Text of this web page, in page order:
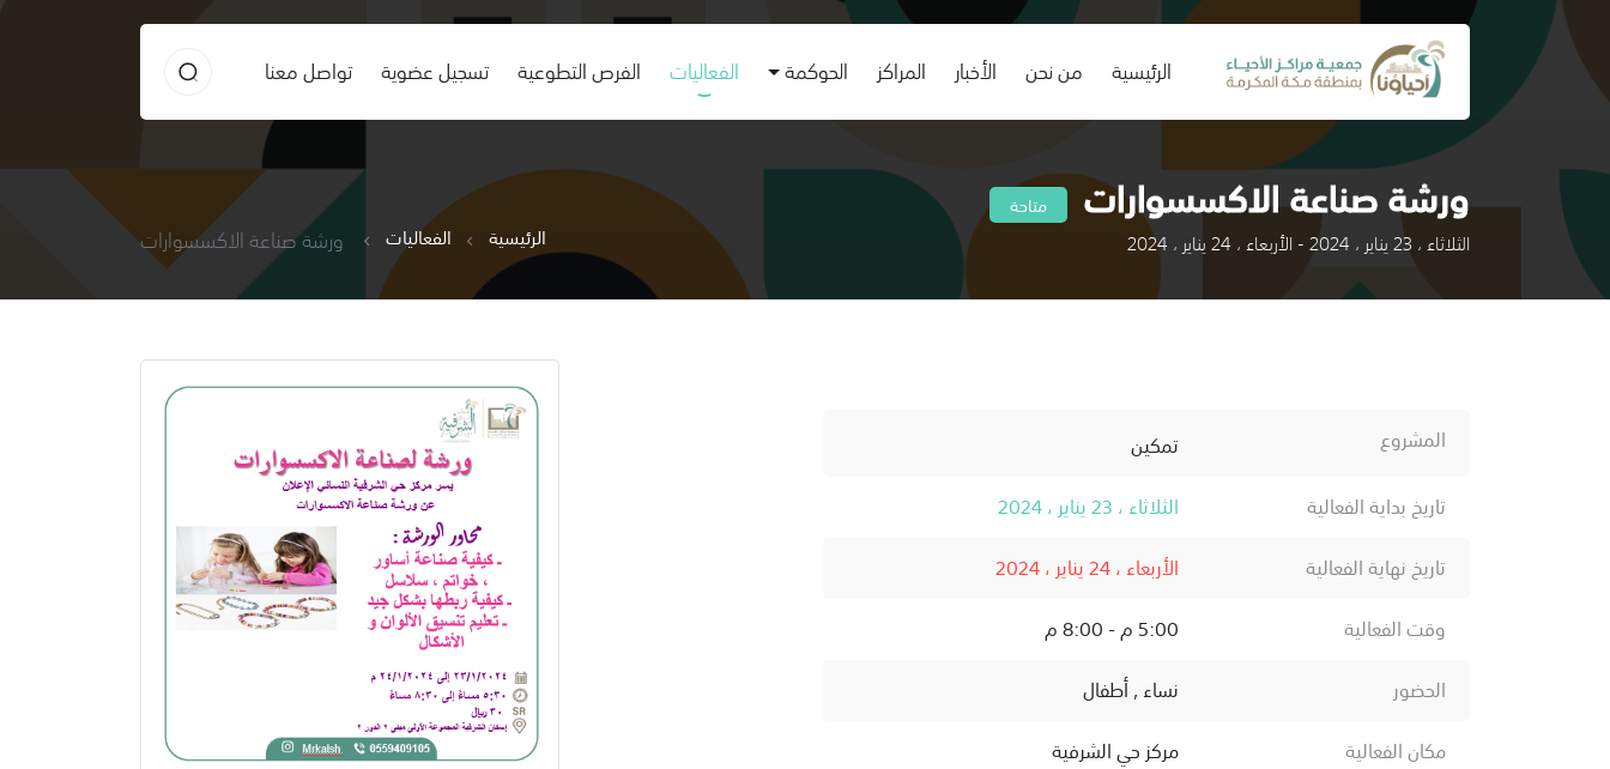
الرئيسية
(current) من نحن الأخبار المراكز الحوكمة الفعاليات الفرص التطوعية تسجيل عضوية تواصل معنا
ورشة صناعة الاكسسوارات متاحة
الثلاثاء ، 23 يناير ، 2024 - الأربعاء ، 24 يناير ، 2024 الرئيسية الفعاليات ورشة صناعة الاكسسوارات
المشروع
تمكين
تاريخ بداية الفعالية
الثلاثاء ، 23 يناير ، 2024
تاريخ نهاية الفعالية
الأربعاء ، 24 يناير ، 2024
وقت الفعالية
5:00 م - 8:00 م
الحضور
نساء , أطفال
مكان الفعالية
مركز حي الشرفية